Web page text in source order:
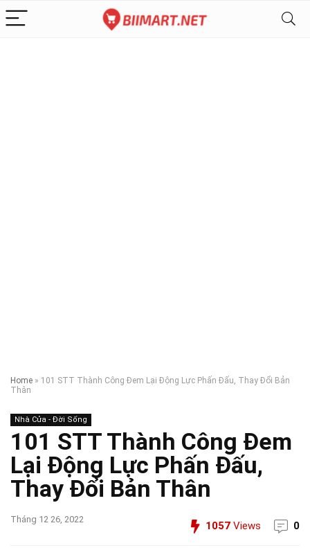
Home » 101 STT Thành Công Đem Lại Động Lực Phấn Đấu, Thay Đổi Bản
Thân
Nhà Cửa - Đời Sống
101 STT Thành Công Đem
Lại Động Lực Phấn Đấu,
Thay Đổi Bản Thân
Tháng 12 26, 2022
1057 Views 0